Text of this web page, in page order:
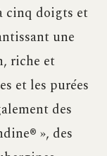
cinq doigts et
une
riche et
et les purées
des
», des